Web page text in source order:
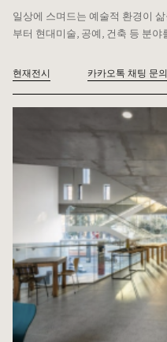
일상에 스며드는 예술적 환경이
부터 현대미술, 공예, 건축 등 분
현재전시 카카오톡 채팅 문의